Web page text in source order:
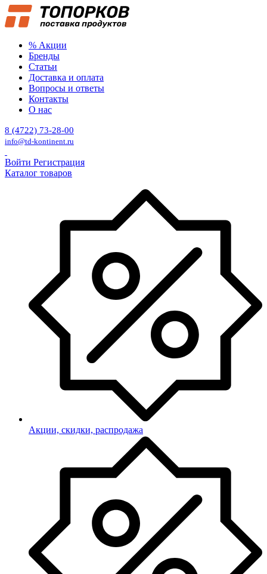
% Акции
Бренды
Статьи
Доставка и оплата
Вопросы и ответы
Контакты
О нас
8 (4722) 73-28-00
info@td-kontinent.ru
Войти Регистрация
Каталог товаров
Акции, скидки, распродажа